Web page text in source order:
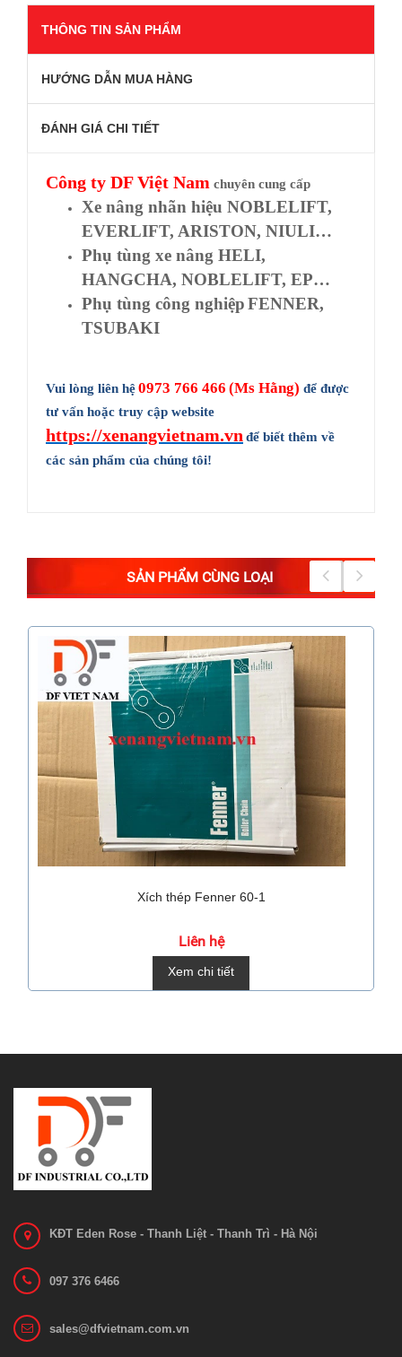
THÔNG TIN SẢN PHẨM
HƯỚNG DẪN MUA HÀNG
ĐÁNH GIÁ CHI TIẾT
Công ty DF Việt Nam chuyên cung cấp
Xe nâng nhãn hiệu NOBLELIFT,
EVERLIFT, ARISTON, NIULI…
Phụ tùng xe nâng HELI,
HANGCHA, NOBLELIFT, EP…
Phụ tùng công nghiệpFENNER,
TSUBAKI
Vui lòng liên hệ0973 766 466 (Ms Hằng) để được
tư vấn hoặc truy cập website
https://xenangvietnam.vn để biết thêm về
các sản phẩm của chúng tôi!
SẢN PHẨM CÙNG LOẠI
Xích thép Fenner 60-1
Liên hệ
Xem chi tiết
KĐT Eden Rose - Thanh Liệt - Thanh Trì - Hà Nội
097 376 6466
sales@dfvietnam.com.vn